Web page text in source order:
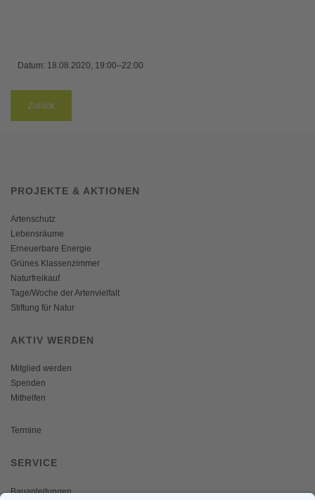
Datum: 18.08.2020, 19:00–22:00
Zurück
PROJEKTE & AKTIONEN
Artenschutz
Lebensräume
Erneuerbare Energie
Grünes Klassenzimmer
Naturfreikauf
Tage/Woche der Artenvielfalt
Stiftung für Natur
AKTIV WERDEN
Mitglied werden
Spenden
Mithelfen
Termine
SERVICE
Bauanleitungen